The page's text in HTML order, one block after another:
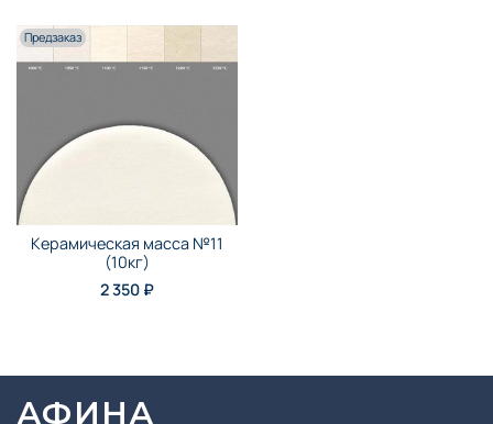
Предзаказ
Керамическая масса №11
(10кг)
2 350 ₽
АФИНА